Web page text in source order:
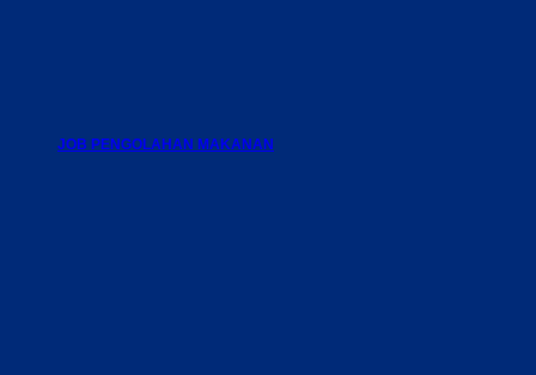
JOB PENGOLAHAN MAKANAN